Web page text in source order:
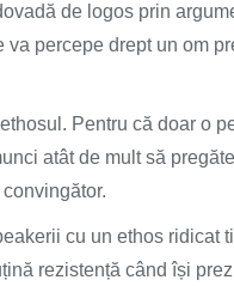
de logos prin
va percepe drept un om
Pentru că doar o
atât de mult să
cu un ethos ridicat
rezistență când își